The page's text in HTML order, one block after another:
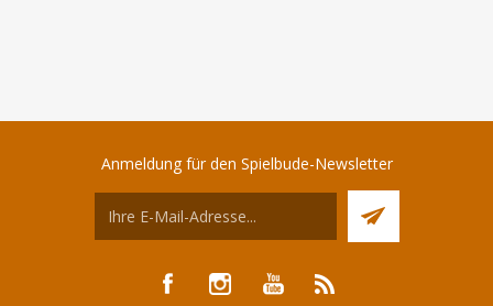
Anmeldung für den Spielbude-Newsletter